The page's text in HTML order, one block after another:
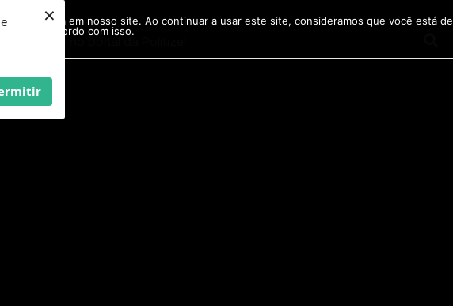
×
Pesquisar
experiência em nosso site. Ao continuar a usar este site, consideramos que você está de
acordo com isso.